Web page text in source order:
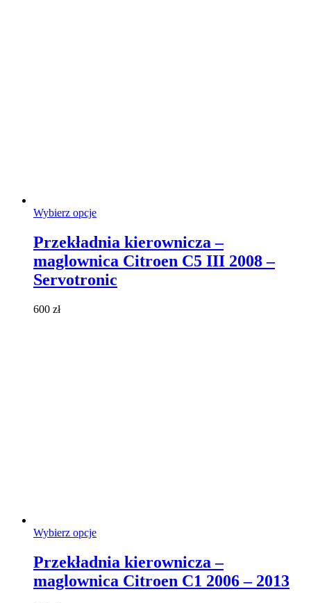
Wybierz opcjeTen
ma
wiele
wariantów.
Opcje
można
Przekładnia kierownicza –
maglownica Citroen C5 III 2008 –
Servotronic
600 zł
Wybierz opcjeTen
ma
wiele
wariantów.
Przekładnia kierownicza –
maglownica Citroen C1 2006 – 2013